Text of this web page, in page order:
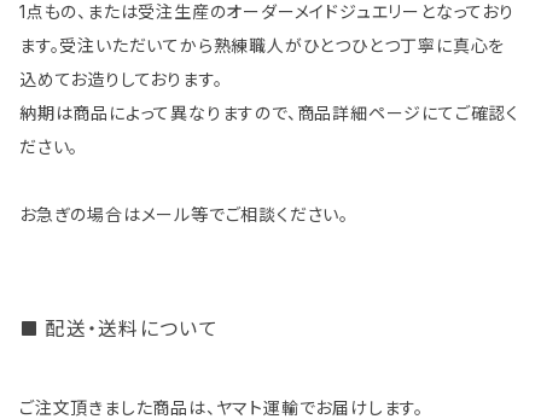
1点もの、または受注生産のオーダーメイドジュエリーとなっており
ます。受注いただいてから熟練職人がひとつひとつ丁寧に真心を
込めてお造りしております。
納期は商品によって異なりますので、商品詳細ページにてご確認く
ださい。
お急ぎの場合はメール等でご相談ください。
配送・送料について
ご注文頂きました商品は、ヤマト運輸でお届けします。